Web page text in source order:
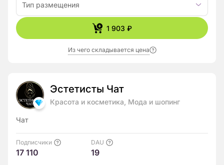
Тип размещения
1 903 ₽
Из чего складывается цена
Эстетисты Чат
Красота и косметика, Мода и шопинг
Чат
Подписчики
17 110
DAU
19